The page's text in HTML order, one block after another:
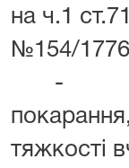
на ч.1
№154/
- як
тяжкості